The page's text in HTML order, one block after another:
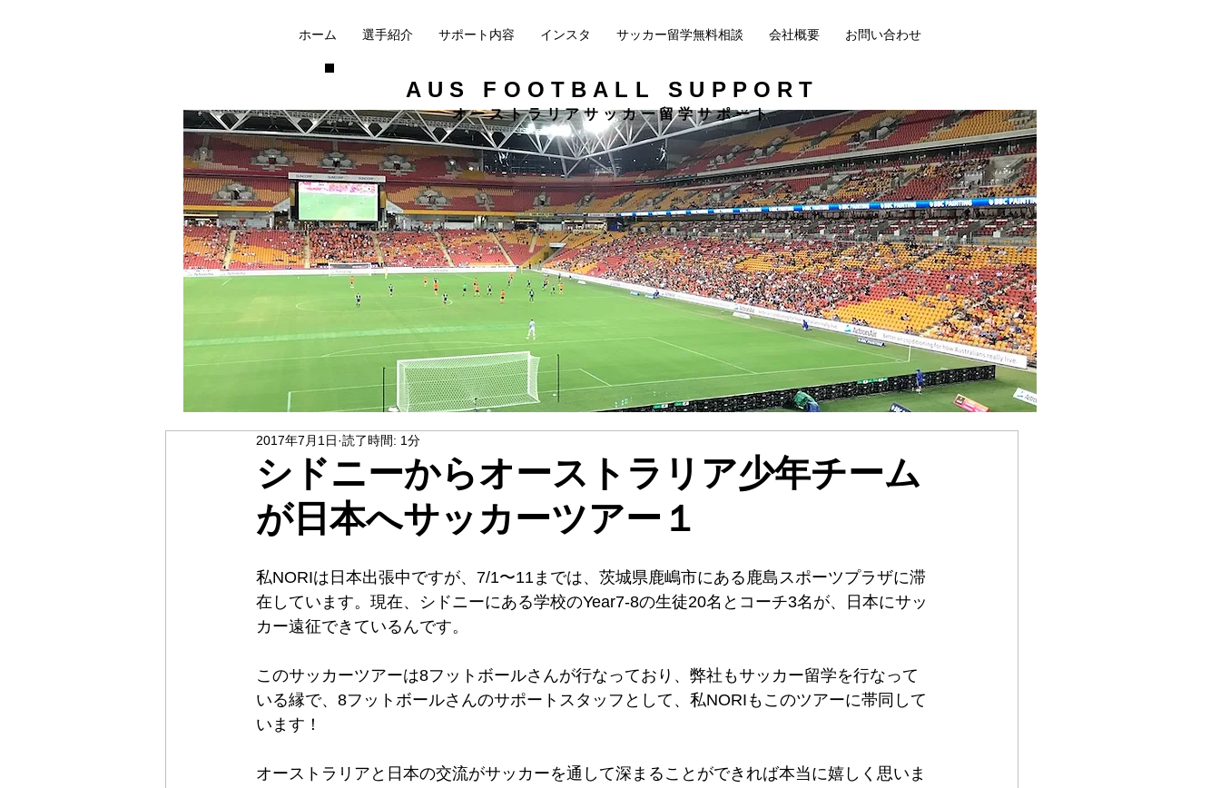
ホーム 選手紹介 サポート内容 インスタ サッカー留学無料相談 会社概要 お問い合わせ
AUS FOOTBALL SUPPORT
​オーストラリアサッカー留学サポート
シドニーからオーストラリア少年チーム
が日本へサッカーツアー１
2017年7月1日 読了時間: 1分
私NORIは日本出張中ですが、7/1〜11までは、茨城県鹿嶋市にある鹿島スポーツプラザに滞
在しています。現在、シドニーにある学校のYear7-8の生徒20名とコーチ3名が、日本にサッ
カー遠征できているんです。
このサッカーツアーは8フットボールさんが行なっており、弊社もサッカー留学を行なって
いる縁で、8フットボールさんのサポートスタッフとして、私NORIもこのツアーに帯同して
います！
オーストラリアと日本の交流がサッカーを通して深まることができれば本当に嬉しく思いま